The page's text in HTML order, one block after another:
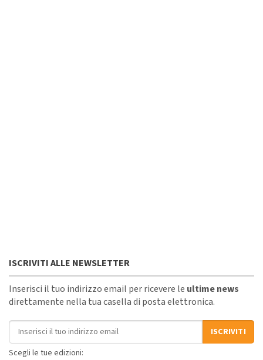
ISCRIVITI ALLE NEWSLETTER
Inserisci il tuo indirizzo email per ricevere le ultime news
direttamente nella tua casella di posta elettronica.
Indirizzo email
ISCRIVITI
Scegli le tue edizioni: